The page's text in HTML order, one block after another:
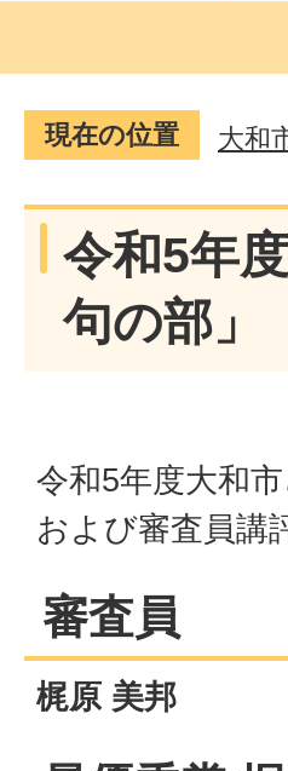
現在の位置 大和
令和5年
句の部」
令和5年度大和
および審査員講
審査員
梶原 美邦